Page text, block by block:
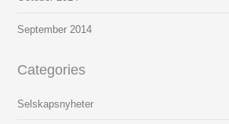
September 2014
Categories
Selskapsnyheter